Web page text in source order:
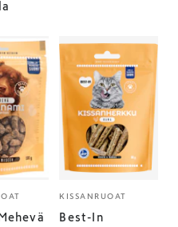
KISSANRUOAT
Best-In